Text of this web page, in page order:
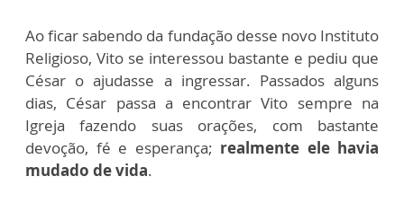
Ao ficar sabendo da fundação desse novo Instituto
Religioso, Vito se interessou bastante e pediu que
César o ajudasse a ingressar. Passados alguns
dias, César passa a encontrar Vito sempre na
Igreja fazendo suas orações, com bastante
devoção, fé e esperança; realmente ele havia
mudado de vida.